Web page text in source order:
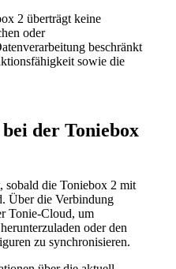
2 überträgt keine
oder
beschränkt
sowie die
der Toniebox
sobald die Toniebox 2 mit
Über die Verbindung
Tonie-Cloud, um
oder den
zu synchronisieren.